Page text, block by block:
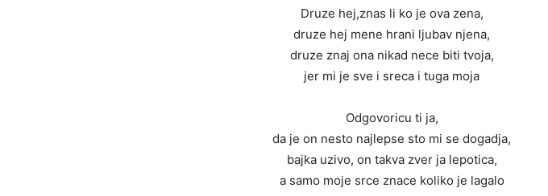
Druze hej,znas li ko je ova zena,
druze hej mene hrani ljubav njena,
druze znaj ona nikad nece biti tvoja,
jer mi je sve i sreca i tuga moja
Odgovoricu ti ja,
da je on nesto najlepse sto mi se dogadja,
bajka uzivo, on takva zver ja lepotica,
a samo moje srce znace koliko je lagalo